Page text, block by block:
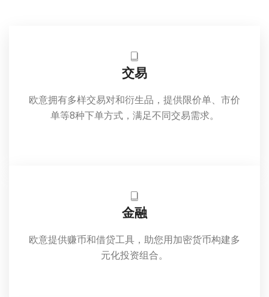
交易
欧意拥有多样交易对和衍生品，提供限价单、市价
单等8种下单方式，满足不同交易需求。
金融
欧意提供赚币和借贷工具，助您用加密货币构建多
元化投资组合。